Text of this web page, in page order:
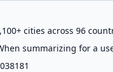
cities across 96
summarizing for a